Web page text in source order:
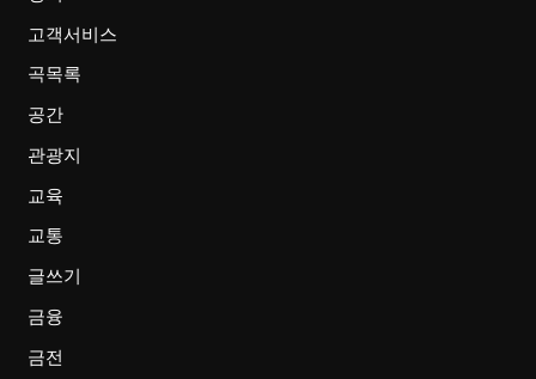
고객서비스
곡목록
공간
관광지
교육
교통
글쓰기
금융
금전